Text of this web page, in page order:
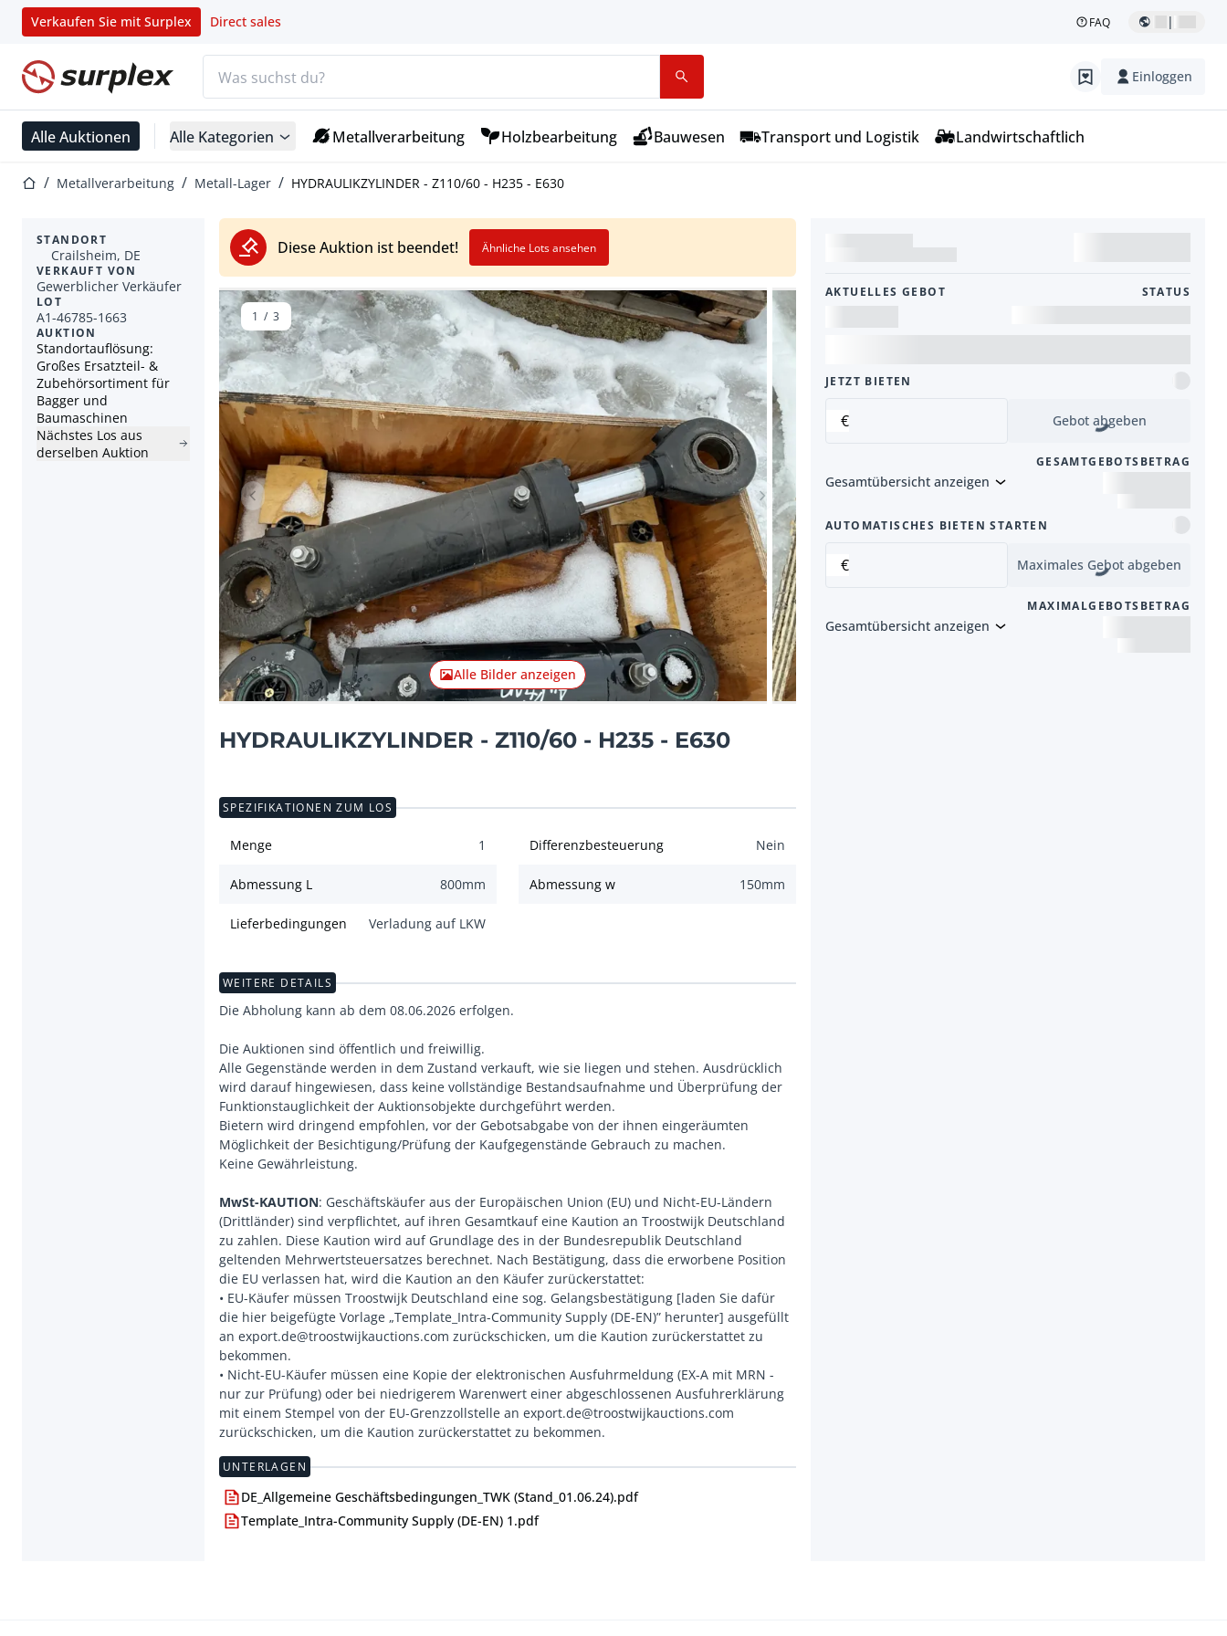
Verkaufen Sie mit Surplex Direct sales FAQ |
Startseite Einloggen
Alle Auktionen Alle Kategorien Metallverarbeitung Holzbearbeitung Bauwesen Transport und Logistik Landwirtschaftlich
StartseiteMetallverarbeitung Metall-Lager HYDRAULIKZYLINDER - Z110/60 - H235 - E630
Diese Auktion ist beendet! Ähnliche Lots ansehen
STANDORT
Crailsheim, DE
VERKAUFT VON
Gewerblicher Verkäufer
LOT
A1-46785-1663
AUKTION
Standortauflösung:
Großes Ersatzteil- &
Zubehörsortiment für
Bagger und
Baumaschinen
Nächstes Los aus
derselben Auktion
Vorheriger Artikel Nächster Artikel
Alle Bilder anzeigen
1 / 3
HYDRAULIKZYLINDER - Z110/60 - H235 - E630
AKTUELLES GEBOT STATUS
JETZT BIETEN
€ Gebot abgeben
GESAMTGEBOTSBETRAG
Gesamtübersicht anzeigen
AUTOMATISCHES BIETEN STARTEN
€ Maximales Gebot abgeben
MAXIMALGEBOTSBETRAG
Gesamtübersicht anzeigen
SPEZIFIKATIONEN ZUM LOS
Menge 1 Differenzbesteuerung Nein
Abmessung L 800mm Abmessung w 150mm
Lieferbedingungen Verladung auf LKW
WEITERE DETAILS
Die Abholung kann ab dem 08.06.2026 erfolgen.
Die Auktionen sind öffentlich und freiwillig.
Alle Gegenstände werden in dem Zustand verkauft, wie sie liegen und stehen. Ausdrücklich
wird darauf hingewiesen, dass keine vollständige Bestandsaufnahme und Überprüfung der
Funktionstauglichkeit der Auktionsobjekte durchgeführt werden.
Bietern wird dringend empfohlen, vor der Gebotsabgabe von der ihnen eingeräumten
Möglichkeit der Besichtigung/Prüfung der Kaufgegenstände Gebrauch zu machen.
Keine Gewährleistung.
MwSt-KAUTION: Geschäftskäufer aus der Europäischen Union (EU) und Nicht-EU-Ländern
(Drittländer) sind verpflichtet, auf ihren Gesamtkauf eine Kaution an Troostwijk Deutschland
zu zahlen. Diese Kaution wird auf Grundlage des in der Bundesrepublik Deutschland
geltenden Mehrwertsteuersatzes berechnet. Nach Bestätigung, dass die erworbene Position
die EU verlassen hat, wird die Kaution an den Käufer zurückerstattet:
• EU-Käufer müssen Troostwijk Deutschland eine sog. Gelangsbestätigung [laden Sie dafür
die hier beigefügte Vorlage „Template_Intra-Community Supply (DE-EN)” herunter] ausgefüllt
an export.de@troostwijkauctions.com zurückschicken, um die Kaution zurückerstattet zu
bekommen.
• Nicht-EU-Käufer müssen eine Kopie der elektronischen Ausfuhrmeldung (EX-A mit MRN -
nur zur Prüfung) oder bei niedrigerem Warenwert einer abgeschlossenen Ausfuhrerklärung
mit einem Stempel von der EU-Grenzzollstelle an export.de@troostwijkauctions.com
UNTERLAGEN
DE_Allgemeine Geschäftsbedingungen_TWK (Stand_01.06.24).pdf
Template_Intra-Community Supply (DE-EN) 1.pdf